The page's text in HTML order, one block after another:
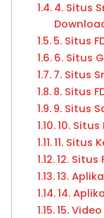
4. Situs
5. Situs
6. Situs
7. Situs
8. Situs
9. Situs
10.
11. Situs
12. Situs
13.
14.
15.